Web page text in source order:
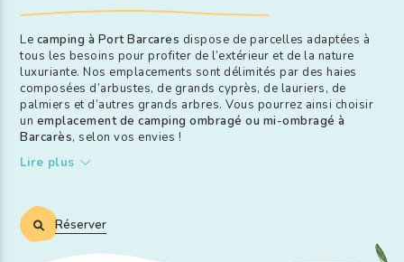
Le camping à Port Barcares dispose de parcelles adaptées à
tous les besoins pour profiter de l’extérieur et de la nature
luxuriante. Nos emplacements sont délimités par des haies
composées d’arbustes, de grands cyprès, de lauriers, de
palmiers et d’autres grands arbres. Vous pourrez ainsi choisir
un emplacement de camping ombragé ou mi-ombragé à
Barcarès, selon vos envies !
Lire plus
Réserver